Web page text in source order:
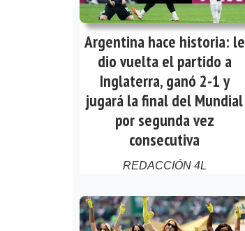
Argentina hace historia: le
dio vuelta el partido a
Inglaterra, ganó 2-1 y
jugará la final del Mundial
por segunda vez
consecutiva
REDACCIÓN 4L